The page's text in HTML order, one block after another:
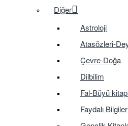
Diğer
Astroloji
Atasözleri-
Çevre-Doğa
Dilbilim
Fal-Büyü
Faydalı Bilgiler